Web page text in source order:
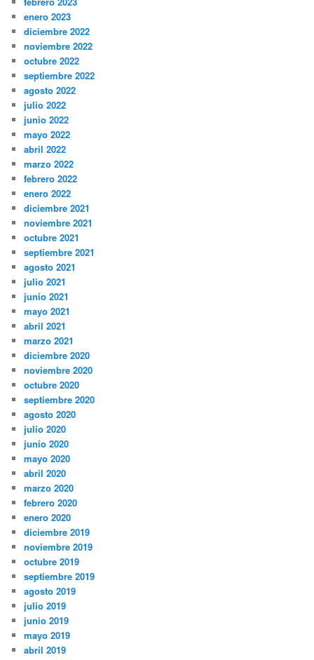
enero 2023
diciembre 2022
noviembre 2022
octubre 2022
septiembre 2022
agosto 2022
julio 2022
junio 2022
mayo 2022
abril 2022
marzo 2022
febrero 2022
enero 2022
diciembre 2021
noviembre 2021
octubre 2021
septiembre 2021
agosto 2021
julio 2021
junio 2021
mayo 2021
abril 2021
marzo 2021
diciembre 2020
noviembre 2020
octubre 2020
septiembre 2020
agosto 2020
julio 2020
junio 2020
mayo 2020
abril 2020
marzo 2020
febrero 2020
enero 2020
diciembre 2019
noviembre 2019
octubre 2019
septiembre 2019
agosto 2019
julio 2019
junio 2019
mayo 2019
abril 2019